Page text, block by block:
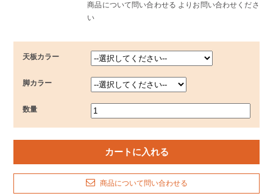
商品について問い合わせる よりお問い合わせくださ
い
天板カラー
脚カラー
数量
商品について問い合わせる